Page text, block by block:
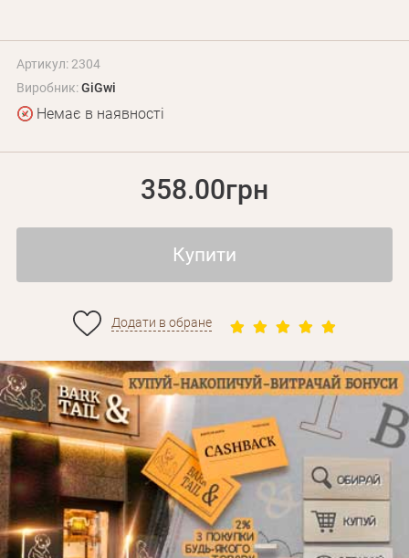
Артикул: 2304
Виробник:GiGwi
Немає в наявності
358.00грн
Купити
Додати в обране